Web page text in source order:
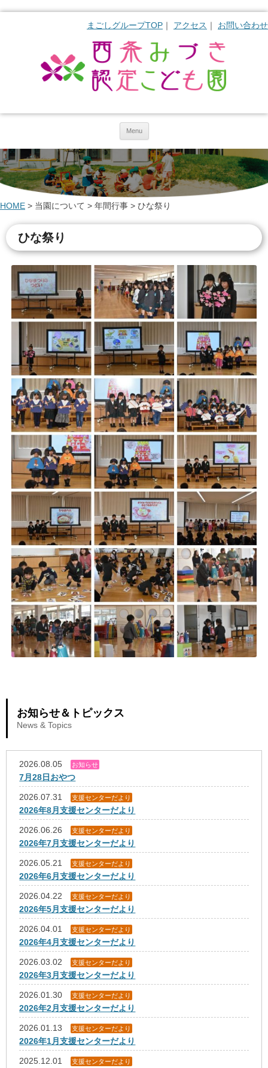
まごしグループTOP アクセス お問い合わせ
Menu
HOME > 当園について > 年間行事 > ひな祭り
ひな祭り
お知らせ＆トピックス
News & Topics
2026.08.05 お知らせ
7月28日おやつ
2026.07.31 支援センターだより
2026年8月支援センターだより
2026.06.26 支援センターだより
2026年7月支援センターだより
2026.05.21 支援センターだより
2026年6月支援センターだより
2026.04.22 支援センターだより
2026年5月支援センターだより
2026.04.01 支援センターだより
2026年4月支援センターだより
2026.03.02 支援センターだより
2026年3月支援センターだより
2026.01.30 支援センターだより
2026年2月支援センターだより
2026.01.13 支援センターだより
2026年1月支援センターだより
2025.12.01 支援センターだより